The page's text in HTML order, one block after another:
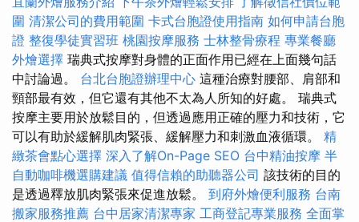
圍 清潔公司的費用範圍 卡式台胞證使用指南 如何申請台胞
證 整復學徒實習班 桃園按摩服務 士林整骨療程 專業餐廳
外燴選擇 瑞典式按摩對身體的正面作用已經在上面幾句話
中討論過。 台北台胞證辦理中心 這種治療對腰部、肩部和
頸部最有效，但它還有其他不太為人所知的好處。 瑞典式
按摩主要用於放鬆目的，但透過應用正確的壓力和技術，它
可以有助於緩解肌肉緊張、緩解壓力和刺激血液循環。 精
緻茶會點心選擇 深入了解On-Page SEO 台中精油按摩 半
自動咖啡機選購建議 值得信賴的助聽器公司 該技術的目的
是透過釋放肌肉緊張來促進放鬆。 到府外燴便利服務 台南
搬家服務推薦 台中居家清潔專家 工商登記專業服務 全面掌